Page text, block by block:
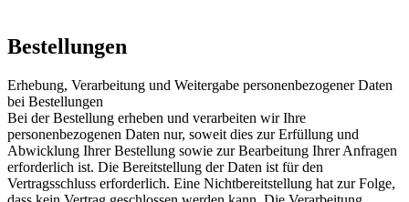
Bestellungen
Erhebung, Verarbeitung und Weitergabe personenbezogener Daten
bei Bestellungen
Bei der Bestellung erheben und verarbeiten wir Ihre
personenbezogenen Daten nur, soweit dies zur Erfüllung und
Abwicklung Ihrer Bestellung sowie zur Bearbeitung Ihrer Anfragen
erforderlich ist. Die Bereitstellung der Daten ist für den
Vertragsschluss erforderlich. Eine Nichtbereitstellung hat zur Folge,